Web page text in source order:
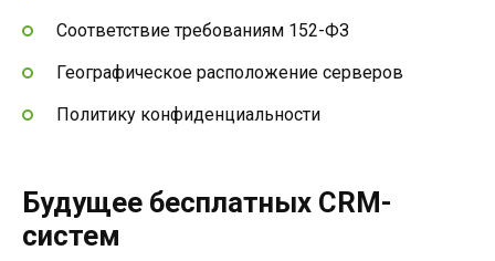
Соответствие требованиям 152-ФЗ
Географическое расположение серверов
Политику конфиденциальности
Будущее бесплатных CRM-
систем